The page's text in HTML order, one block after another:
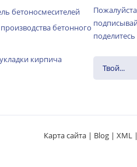
бетоносмесителей
бетонного
кирпича
Карта сайта| Blog| XML|